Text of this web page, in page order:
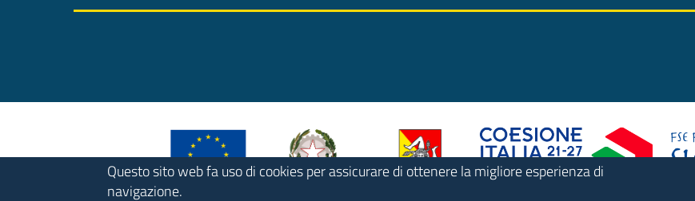
Questo sito web fa uso di cookies per assicurare di ottenere la migliore esperienza di
navigazione.